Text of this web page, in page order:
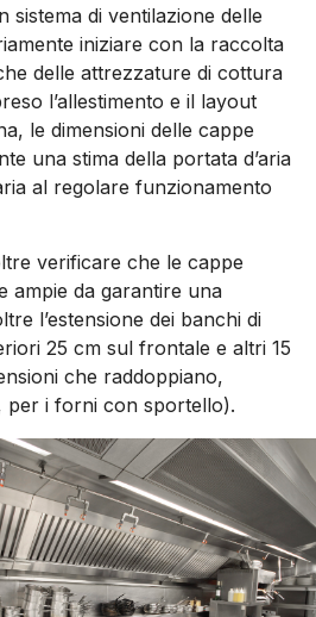
sistema di ventilazione delle
iniziare con la raccolta
delle attrezzature di cottura
l’allestimento e il layout
le dimensioni delle cappe
una stima della portata d’aria
al regolare funzionamento
verificare che le cappe
ampie da garantire una
l’estensione dei banchi di
25 cm sul frontale e altri 15
che raddoppiano,
per i forni con sportello).